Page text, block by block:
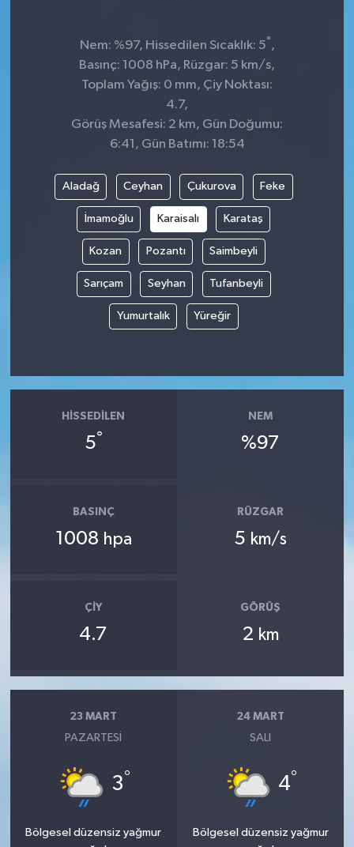
Nem: %97, Hissedilen Sıcaklık: 5° ,
Basınç: 1008 hPa, Rüzgar: 5 km/s,
Toplam Yağış: 0 mm, Çiy Noktası:
4.7,
Görüş Mesafesi: 2 km, Gün Doğumu:
6:41, Gün Batımı: 18:54
Aladağ Ceyhan Çukurova Feke
İmamoğlu Karaisalı Karataş
Kozan Pozantı Saimbeyli
Sarıçam Seyhan Tufanbeyli
Yumurtalık Yüreğir
HISSEDILEN
5°
NEM
%97
BASINÇ
1008 hpa
RÜZGAR
5 km/s
ÇIY
4.7
GÖRÜŞ
2 km
23 MART
PAZARTESI
3°
Bölgesel düzensiz yağmur
24 MART
SALI
4°
Bölgesel düzensiz yağmur